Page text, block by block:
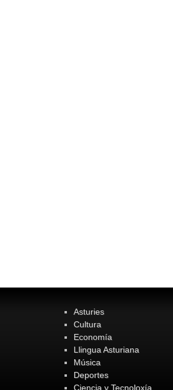
Asturies
Cultura
Economía
Llingua Asturiana
Música
Deportes
Ciencia y Tecnoloxía